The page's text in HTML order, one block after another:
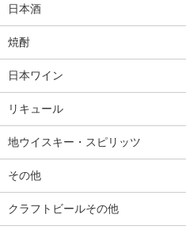
日本酒
焼酎
日本ワイン
リキュール
地ウイスキー・スピリッツ
その他
クラフトビールその他